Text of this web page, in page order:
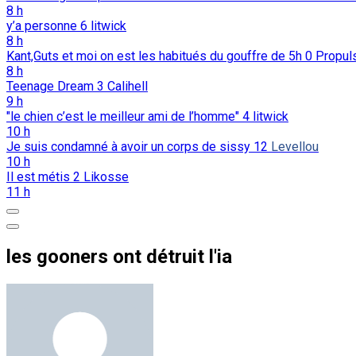
8 h
y’a personne 6 litwick
8 h
Kant,Guts et moi on est les habitués du gouffre de 5h 0
8 h
Teenage Dream 3 Calihell
9 h
"le chien c’est le meilleur ami de l’homme" 4 litwick
10 h
Je suis condamné à avoir un corps de sissy 12 Levellou
10 h
Il est métis 2 Likosse
11 h
les gooners ont détruit l'ia